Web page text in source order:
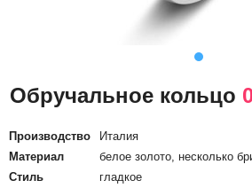
Обручальное кольцо
Производство
Италия
Материал
белое золото, несколько
Стиль
гладкое